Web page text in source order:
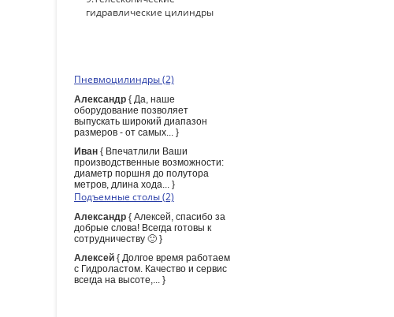
гидравлические цилиндры
Пневмоцилиндры (2)
Александр { Да, наше
оборудование позволяет
выпускать широкий диапазон
размеров - от самых... }
Иван { Впечатлили Ваши
производственные возможности:
диаметр поршня до полутора
метров, длина хода... }
Подъемные столы (2)
Александр { Алексей, спасибо за
добрые слова! Всегда готовы к
сотрудничеству 🙂 }
Алексей { Долгое время работаем
с Гидроластом. Качество и сервис
всегда на высоте,... }